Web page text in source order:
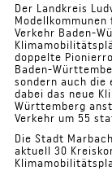
Der Landkreis
Verkehr Baden-
doppelte
Baden-
sondern auch die
dabei das neue
Württemberg
Verkehr um 55
Die Stadt
aktuell 30